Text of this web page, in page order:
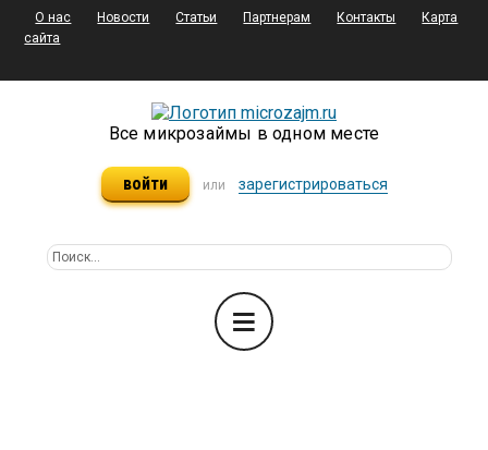
О нас Новости Статьи Партнерам Контакты
Карта
сайта
Все микрозаймы в одном месте
войти или зарегистрироваться